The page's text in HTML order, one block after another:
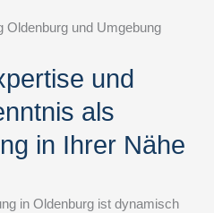
Oldenburg und Umgebung
und
als
in Ihrer Nähe
in Oldenburg ist dynamisch